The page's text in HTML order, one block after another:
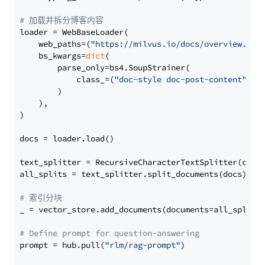
# 加载并拆分博客内容
loader = WebBaseLoader(
    web_paths=(
"https://milvus.io/docs/overview.md"
    bs_kwargs=
dict(
        parse_only=bs4.SoupStrainer(
            class_=(
"doc-style doc-post-content"
        )
    ),
)
docs = loader.load()
text_splitter =
all_splits = text_splitter.split_documents(docs)
# 索引分块
_ = vector_store.add_documents(documents=all_splits)
# Define prompt for question-answering
prompt = hub.pull("rlm/rag-prompt")